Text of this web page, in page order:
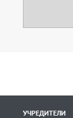
УЧРЕДИТЕЛИ